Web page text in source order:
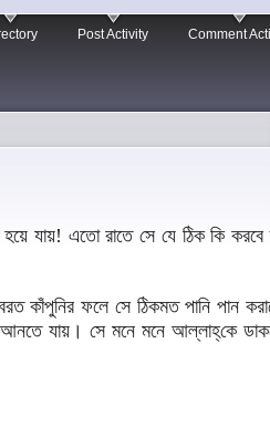
Post Activity Comment
যায়! এতো রাতে সে যে ঠিক কি করবে
কাঁপুনির ফলে সে ঠিকমত পানি পান
আনতে যায়। সে মনে মনে আল্লাহ্‌কে